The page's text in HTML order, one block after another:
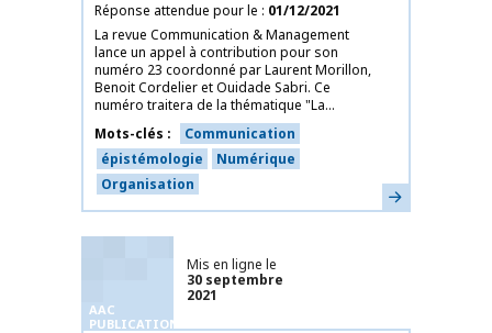
Réponse attendue pour le
01/12/2021
La revue Communication & Management
lance un appel à contribution pour son
numéro 23 coordonné par Laurent Morillon,
Benoit Cordelier et Ouidade Sabri. Ce
numéro traitera de la thématique "La...
Mots-clés
Communication
épistémologie
Numérique
Organisation
En savoir plus
AAC
PUBLICATIONS
Mis en ligne le
30 septembre
2021